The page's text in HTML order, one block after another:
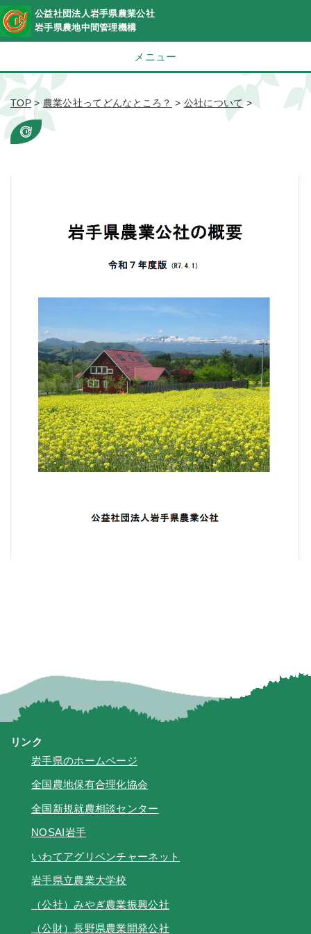
公益社団法人岩手県農業公社
岩手県農地中間管理機構
メニュー
TOP>農業公社ってどんなところ？ > 公社について>
リンク
岩手県のホームページ
全国農地保有合理化協会
全国新規就農相談センター
NOSAI岩手
いわてアグリベンチャーネット
岩手県立農業大学校
（公社）みやぎ農業振興公社
（公財）長野県農業開発公社